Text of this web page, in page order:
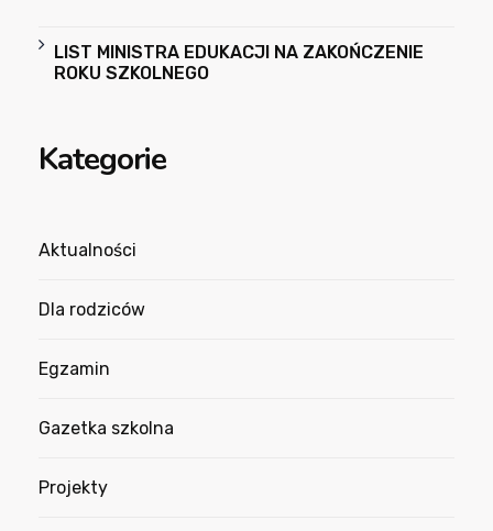
LIST MINISTRA EDUKACJI NA ZAKOŃCZENIE
ROKU SZKOLNEGO
Kategorie
Aktualności
Dla rodziców
Egzamin
Gazetka szkolna
Projekty